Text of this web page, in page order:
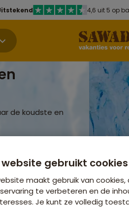
4,6 uit 5 op
de koudste en
en ijsbergen
de unieke
website gebruikt cookies
maakt gebruik van
te verbeteren en de
Je kunt ze volledig